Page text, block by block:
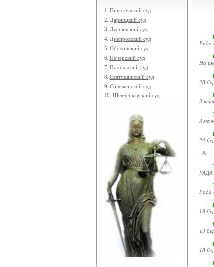
1. Голосеевский суд
2.
Дарницкий суд
3.
Деснянский суд
4. Днепровский суд
5. Оболонский суд
6. Печерский суд
7. Подольский суд
8. Святошинский суд
9. Соломенский суд
10. Шевченковский суд
Рада
На
28
3
З
24
&...
РАДА
Рада
19
19
18